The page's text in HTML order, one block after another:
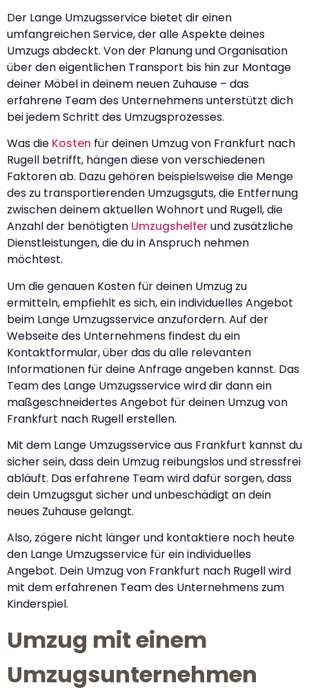
Der Lange Umzugsservice bietet dir einen
umfangreichen Service, der alle Aspekte deines
Umzugs abdeckt. Von der Planung und Organisation
über den eigentlichen Transport bis hin zur Montage
deiner Möbel in deinem neuen Zuhause – das
erfahrene Team des Unternehmens unterstützt dich
bei jedem Schritt des Umzugsprozesses.
Was die Kosten für deinen Umzug von Frankfurt nach
Rugell betrifft, hängen diese von verschiedenen
Faktoren ab. Dazu gehören beispielsweise die Menge
des zu transportierenden Umzugsguts, die Entfernung
zwischen deinem aktuellen Wohnort und Rugell, die
Anzahl der benötigten Umzugshelferund zusätzliche
Dienstleistungen, die du in Anspruch nehmen
möchtest.
Um die genauen Kosten für deinen Umzug zu
ermitteln, empfiehlt es sich, ein individuelles Angebot
beim Lange Umzugsservice anzufordern. Auf der
Webseite des Unternehmens findest du ein
Kontaktformular, über das du alle relevanten
Informationen für deine Anfrage angeben kannst. Das
Team des Lange Umzugsservice wird dir dann ein
maßgeschneidertes Angebot für deinen Umzug von
Frankfurt nach Rugell erstellen.
Mit dem Lange Umzugsservice aus Frankfurt kannst du
sicher sein, dass dein Umzug reibungslos und stressfrei
abläuft. Das erfahrene Team wird dafür sorgen, dass
dein Umzugsgut sicher und unbeschädigt an dein
neues Zuhause gelangt.
Also, zögere nicht länger und kontaktiere noch heute
den Lange Umzugsservice für ein individuelles
Angebot. Dein Umzug von Frankfurt nach Rugell wird
mit dem erfahrenen Team des Unternehmens zum
Kinderspiel.
Umzug mit einem
Umzugsunternehmen